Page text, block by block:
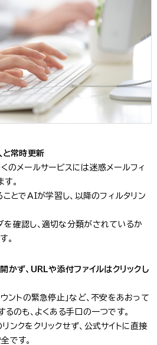
と常時更新
メールサービスには迷惑メールフィ
。
ことでAIが学習し、以降のフィルタリン
を確認し、適切な分類がされているか
。
かず、URLや添付ファイルはクリックし
ウントの緊急停止」など、不安をあおって
るのも、よくある手口の一つです。
ンクをクリックせず、公式サイトに直接
です。